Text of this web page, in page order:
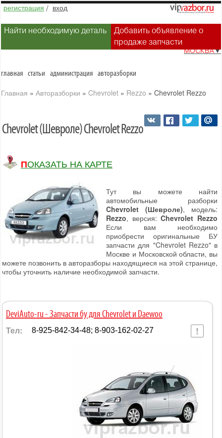
регистрация / вход
Найти необходимую деталь
Добавить объявление о
продаже запчасти
МОСКВА▼
главная статьи администрация авторазборки
Главная » Авторазборки » Chevrolet » Rezzo » Chevrolet Rezzo
Chevrolet (Шевроле) Chevrolet Rezzo
ПОКАЗАТЬ НА КАРТЕ
Тут вы можете найти
автомобильные разборки
Chevrolet (Шевроле), модель:
Rezzo, версия: Chevrolet Rezzo
Если вам необходимо
приобрести оригинальные БУ
запчасти для "Chevrolet Rezzo" в
Москве и Московской области, вы
можете позвонить в авторазборы находящиеся на этой странице,
чтобы уточнить наличие необходимой запчасти.
DeviAuto-ru - Запчасти бу для Chevrolet и Daewoo
Тел: 8-925-842-34-48; 8-903-162-02-27